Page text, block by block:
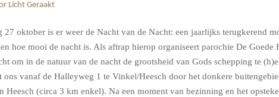
Licht Geraakt
27 oktober is er weer de Nacht van de Nacht: een jaarlijks terugkerend
hoe mooi de nacht is. Als aftrap hierop organiseert parochie De
om in de natuur van de nacht de grootsheid van Gods schepping te
vanaf de Halleyweg 1 te Vinkel/Heesch door het donkere
Heesch (circa 3 km enkel). Na een moment van bezinning en het